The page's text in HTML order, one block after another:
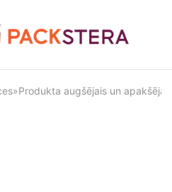
»Produkta augšējais un